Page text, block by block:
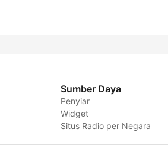
Sumber Daya
Penyiar
Widget
Situs Radio per Negara